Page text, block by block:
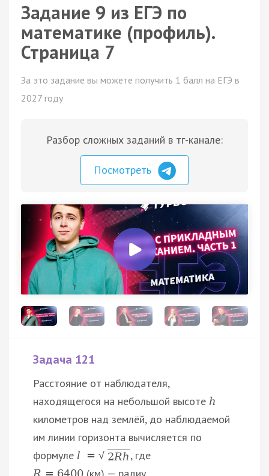
Задание 9 из ЕГЭ по
математике (профиль).
Страница 7
За это задание вы можете получить 1 балл на ЕГЭ в
2027 году
Разбор сложных заданий в тг-канале:
Посмотреть
Задача 121
Расстояние от наблюдателя,
находящегося на небольшой высоте h
километров над землёй, до наблюдаемой
им линии горизонта вычисляется по
формуле l = √ 2Rh, где
R = 6400